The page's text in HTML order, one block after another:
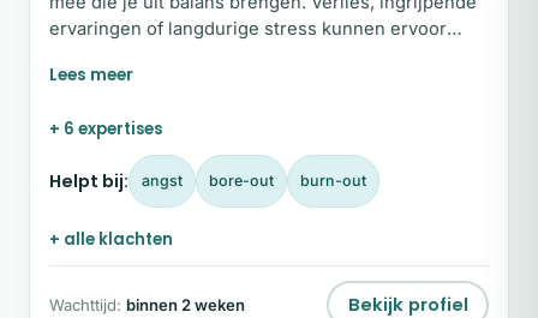
ervaringen of langdurige stress kunnen ervoor
leven zwaar is geworden. Als holistisch therapeut
jaar bij het herstellen van balans en veerkracht.
Samen kijken we naar wat er werkelijk speelt, niet
alleen naar de klacht, maar naar jou als geheel.
+ 6 expertises
Helpt bij: angst bore-out burn-out
+ alle klachten
Wachttijd: binnen 2 weken Bekijk profiel